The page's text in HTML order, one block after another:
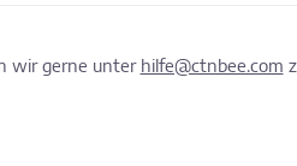
wir gerne unter hilfe@ctnbee.com